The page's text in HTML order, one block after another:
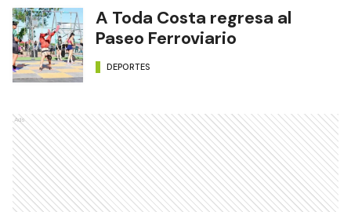
A Toda Costa regresa al
Paseo Ferroviario
DEPORTES
Ads